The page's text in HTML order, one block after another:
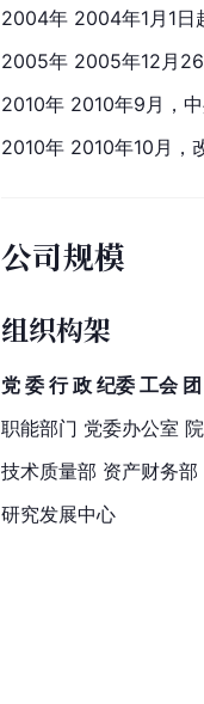
2004年 2004年1月1日
2005年 2005年12月26
2010年 2010年9月，
2010年 2010年10月，
公司规模
组织构架
党 委 行 政 纪委 工会
职能部门 党委办公室
技术质量部 资产财务
研究发展中心